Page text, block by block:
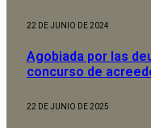
22 DE JUNIO DE 2024
Agobiada por las
concurso de
22 DE JUNIO DE 2025